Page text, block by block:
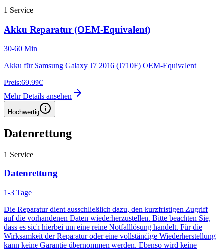
1 Service
Akku Reparatur (OEM-Equivalent)
30-60 Min
Akku für Samsung Galaxy J7 2016 (J710F) OEM-Equivalent
Preis:69.99€
Mehr Details ansehen
Hochwertig
Datenrettung
1 Service
Datenrettung
1-3 Tage
Die Reparatur dient ausschließlich dazu, den kurzfristigen Zugriff
auf die vorhandenen Daten wiederherzustellen. Bitte beachten Sie,
dass es sich hierbei um eine reine Notfalllösung handelt. Für die
Wirksamkeit der Reparatur oder eine vollständige Wiederherstellung
kann keine Garantie übernommen werden. Ebenso wird keine